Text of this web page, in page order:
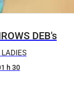
DEB's
h 30